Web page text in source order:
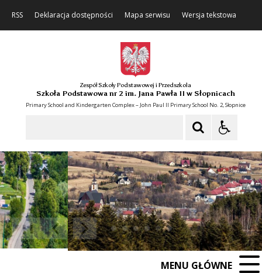
RSS Deklaracja dostępności Mapa serwisu Wersja tekstowa
Zespół Szkoły Podstawowej i Przedszkola
Szkoła Podstawowa nr 2 im. Jana Pawła II w Słopnicach
Primary School and Kindergarten Complex – John Paul II Primary School No. 2, Słopnice
Poprzedni Element
Następny Element
❚❚
MENU GŁÓWNE